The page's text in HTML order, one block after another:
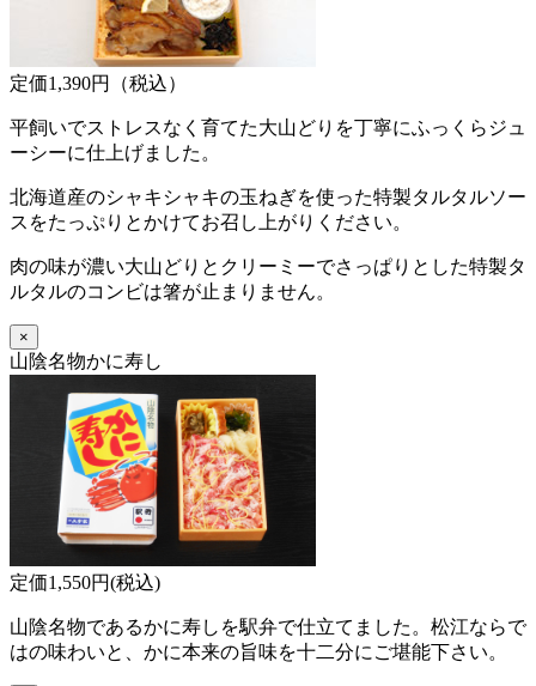
定価1,390円（税込）
平飼いでストレスなく育てた大山どりを丁寧にふっくらジュ
ーシーに仕上げました。
北海道産のシャキシャキの玉ねぎを使った特製タルタルソー
スをたっぷりとかけてお召し上がりください。
肉の味が濃い大山どりとクリーミーでさっぱりとした特製タ
ルタルのコンビは箸が止まりません。
×
山陰名物かに寿し
定価1,550円(税込)
山陰名物であるかに寿しを駅弁で仕立てました。松江ならで
はの味わいと、かに本来の旨味を十二分にご堪能下さい。